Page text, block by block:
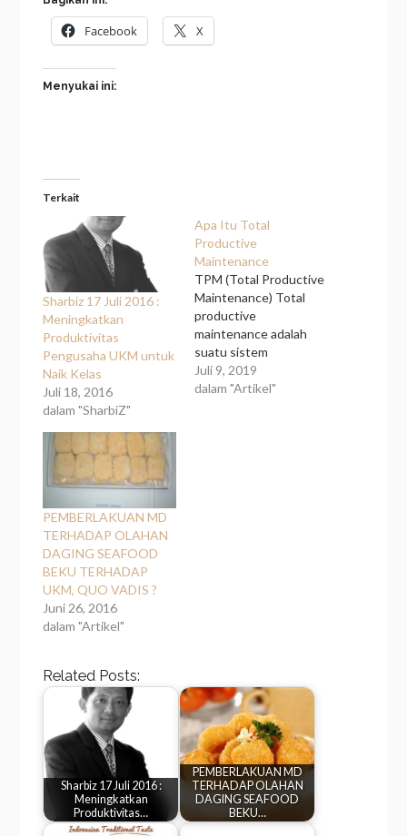
Facebook X
Menyukai ini:
Terkait
Sharbiz 17 Juli 2016 :
Meningkatkan
Produktivitas
Pengusaha UKM untuk
Naik Kelas
Juli 18, 2016
dalam "SharbiZ"
Apa Itu Total
Productive
Maintenance
TPM (Total Productive
Maintenance) Total
productive
maintenance adalah
suatu sistem
perawatan terpadu
yang dikembangkan
meningkatkan…
Juli 9, 2019
dalam "Artikel"
PEMBERLAKUAN MD
TERHADAP OLAHAN
DAGING SEAFOOD
BEKU TERHADAP
UKM, QUO VADIS ?
Juni 26, 2016
dalam "Artikel"
Related Posts:
Sharbiz 17 Juli 2016 :
Meningkatkan
Produktivitas…
PEMBERLAKUAN MD
TERHADAP OLAHAN
DAGING SEAFOOD
BEKU…